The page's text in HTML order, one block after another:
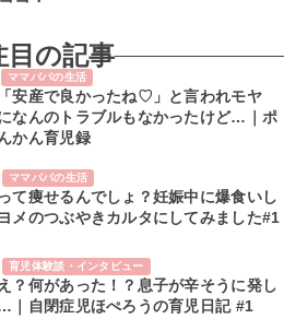
目の記事
ママパパの生活
安産で良かったね♡」と言われモヤ
なんのトラブルもなかったけど…｜ポ
かん育児録
ママパパの生活
て痩せるんでしょ？妊娠中に爆食いし
メのつぶやきカルタにしてみました#1
育児体験談・インタビュー
？何があった！？息子が辛そうに発し
｜自閉症児ほぺろうの育児日記 #1